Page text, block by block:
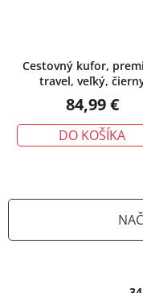
Cestovný kufor,
travel, veľký,
84,99 €
DO KOŠÍKA